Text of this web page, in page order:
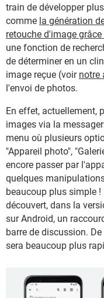
train de développer
comme la génération
retouche d'image
une fonction de
de déterminer en un
image reçue (voir notre
l'envoi de photos.
En effet, actuellement,
images via la
menu où plusieurs
"Appareil photo",
encore passer par
quelques
beaucoup plus simple
découvert, dans la
sur Android, un
barre de discussion.
sera beaucoup plus